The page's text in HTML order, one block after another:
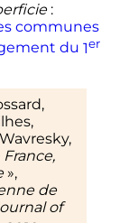
au
de
2010 et
en
de
ruralité
en
ruralités.
en
:
communes
du 1er
»,
de
of